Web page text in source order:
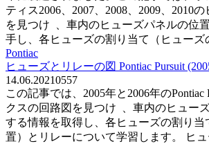
ティス2006、2007、2008、2009、2010
を見つけ 、車内のヒューズパネルの位
手し、各ヒューズの割り当て（ヒューズ
Pontiac
ヒューズとリレーの図 Pontiac Pursuit
14.06.20210557
この記事では、2005年と2006年のPontiac
クスの回路図を見つけ 、車内のヒュー
する情報を取得し、各ヒューズの割り当
置）とリレーについて学習します。 ヒ